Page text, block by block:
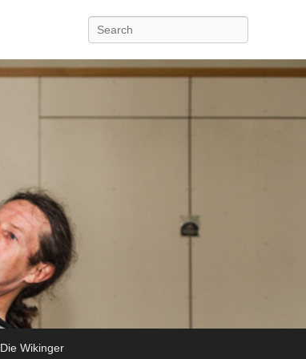
Search
Die Wikinger